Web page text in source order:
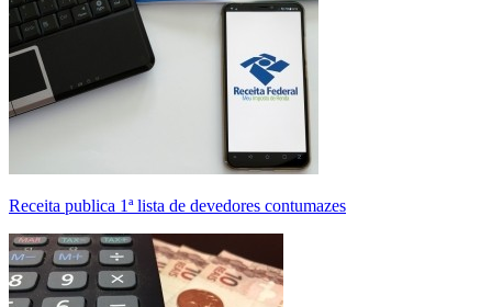
Receita publica 1ª lista de devedores contumazes